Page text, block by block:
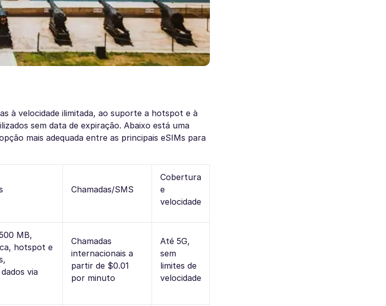
à velocidade ilimitada, ao suporte a hotspot e à
sem data de expiração. Abaixo está uma
mais adequada entre as principais eSIMs para
Chamadas/SMS
Cobertura
e
velocidade
MB,
hotspot e
via
Chamadas
internacionais a
partir de $0.01
por minuto
Até 5G,
sem
limites de
velocidade